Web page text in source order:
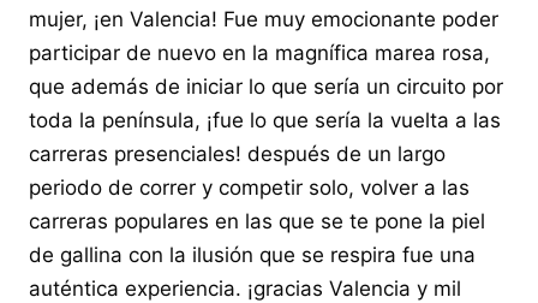
mujer, ¡en Valencia! Fue muy emocionante poder
participar de nuevo en la magnífica marea rosa,
que además de iniciar lo que sería un circuito por
toda la península, ¡fue lo que sería la vuelta a las
carreras presenciales! después de un largo
periodo de correr y competir solo, volver a las
carreras populares en las que se te pone la piel
de gallina con la ilusión que se respira fue una
auténtica experiencia. ¡gracias Valencia y mil